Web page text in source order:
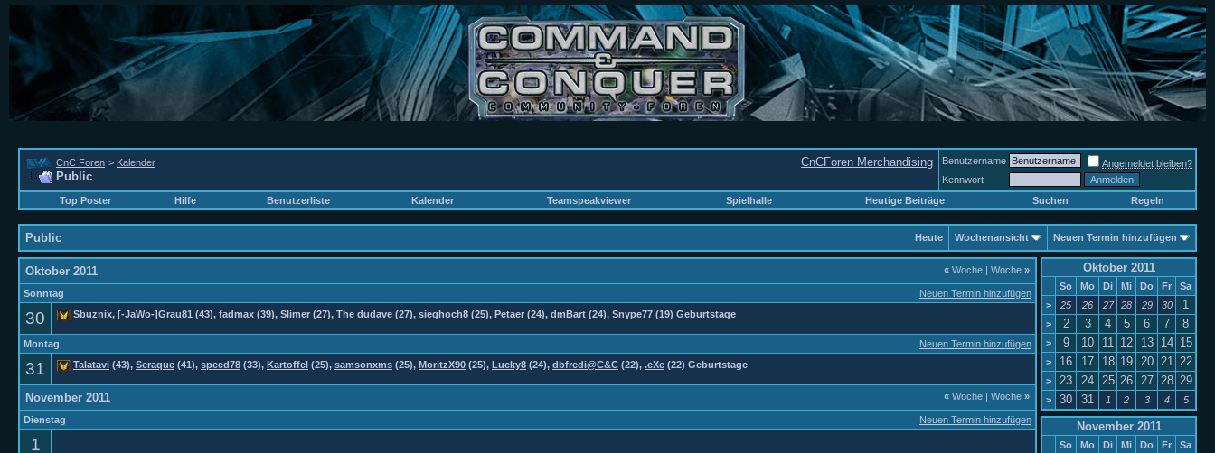
CnCForen Merchandising
CnC Foren > Kalender
Public
Benutzername
Angemeldet bleiben?
Kennwort
Top Poster
Hilfe Benutzerliste Kalender Teamspeakviewer Spielhalle Heutige Beiträge Suchen Regeln
Public Heute Wochenansicht Neuen Termin hinzufügen
« Woche | Woche »
Oktober 2011
Neuen Termin hinzufügen
Sonntag
30 Sbuznix, [-JaWo-]Grau81 (43), fadmax (39), Slimer (27), The dudave (27), sieghoch8 (25), Petaer (24), dmBart (24), Snype77 (19) Geburtstage
Neuen Termin hinzufügen
Montag
31 Talatavi (43), Seraque (41), speed78 (33), Kartoffel (25), samsonxms (25), MoritzX90 (25), Lucky8 (24), dbfredi@C&C (22), .eXe (22) Geburtstage
« Woche | Woche »
November 2011
Neuen Termin hinzufügen
Dienstag
1
Oktober 2011
So Mo Di Mi Do Fr
Sa
>
25 26 27 28 29 30 1
> 2 3 4 5 6 7 8
> 9 10 11 12 13 14 15
> 16 17 18 19 20 21 22
> 23 24 25 26 27 28 29
> 30 31 1 2 3 4 5
November 2011
So Mo Di Mi Do Fr
Sa